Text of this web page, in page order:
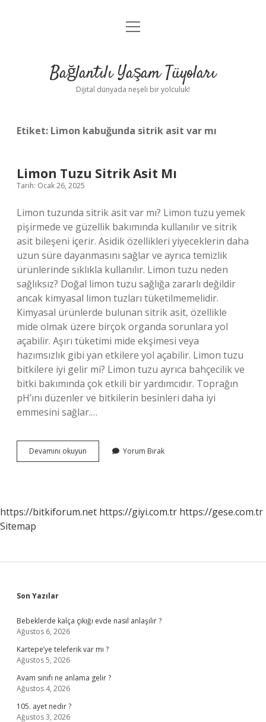
Anasayfa
Yasal Uyarı
menüyü
Bağlantılı Yaşam Tüyoları
Dijital dünyada neşeli bir yolculuk!
Etiket: Limon kabuğunda sitrik asit var mı
Limon Tuzu Sitrik Asit Mı
Tarih: Ocak 26, 2025
Limon tuzunda sitrik asit var mı? Limon tuzu yemek
pişirmede ve güzellik bakımında kullanılır ve sitrik
asit bileşeni içerir. Asidik özellikleri yiyeceklerin daha
uzun süre dayanmasını sağlar ve ayrıca temizlik
ürünlerinde sıklıkla kullanılır. Limon tuzu neden
sağlıksız? Doğal limon tuzu sağlığa zararlı değildir
ancak kimyasal limon tuzları tüketilmemelidir.
Kimyasal ürünlerde bulunan sitrik asit, özellikle
mide olmak üzere birçok organda sorunlara yol
açabilir. Aşırı tüketimi mide ekşimesi veya
hazımsızlık gibi yan etkilere yol açabilir. Limon tuzu
bitkilere iyi gelir mi? Limon tuzu ayrıca bahçecilik ve
bitki bakımında çok etkili bir yardımcıdır. Toprağın
pH’ını düzenler ve bitkilerin besinleri daha iyi
emmesini sağlar.…
Devamını okuyun
Tuzu
Yorum Bırak
https://bitkiforum.net https://giyi.com.tr https://gese.com.tr
Sitemap
Sidebar
Son Yazılar
Bebeklerde kalça çıkığı evde nasıl anlaşılır ?
Ağustos 6, 2026
Kartepe’ye teleferik var mı ?
Ağustos 5, 2026
Avam sınıfı ne anlama gelir ?
Ağustos 4, 2026
105. ayet nedir ?
Ağustos 3, 2026